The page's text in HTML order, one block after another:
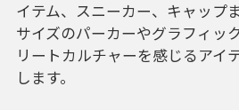
イテム、スニーカー、キャップ
サイズのパーカーやグラフィッ
リートカルチャーを感じるアイ
します。